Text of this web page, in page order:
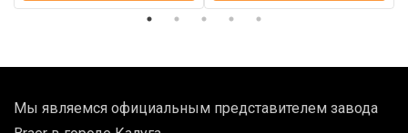
Мы являемся официальным представителем завода